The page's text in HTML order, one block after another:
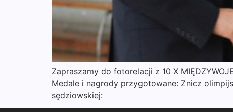
Zapraszamy do fotorelacji z 10 X
Medale i nagrody przygotowane: Znicz
sędziowskiej: